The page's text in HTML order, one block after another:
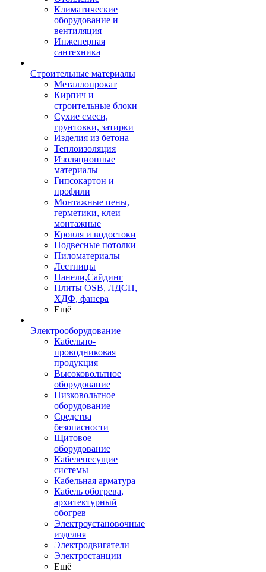
Климатические
оборудование и
вентиляция
Инженерная
сантехника
Строительные материалы
Металлопрокат
Кирпич и
строительные блоки
Сухие смеси,
грунтовки, затирки
Изделия из бетона
Теплоизоляция
Изоляционные
материалы
Гипсокартон и
профили
Монтажные пены,
герметики, клеи
монтажные
Кровля и водостоки
Подвесные потолки
Пиломатериалы
Лестницы
Панели,Сайдинг
Плиты OSB, ЛДСП,
ХДФ, фанера
Ещё
Электрооборудование
Кабельно-
проводниковая
продукция
Высоковольтное
оборудование
Низковольтное
оборудование
Средства
безопасности
Щитовое
оборудование
Кабеленесущие
системы
Кабельная арматура
Кабель обогрева,
архитектурный
обогрев
Электроустановочные
изделия
Электродвигатели
Электростанции
Ещё